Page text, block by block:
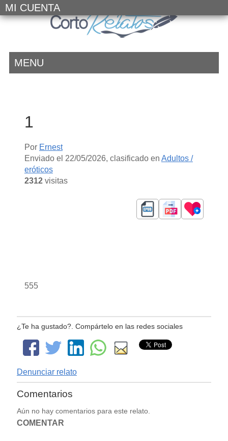
MI CUENTA
MENU
1
Por Ernest
Enviado el 22/05/2026, clasificado en Adultos /
eróticos
2312visitas
555
¿Te ha gustado?. Compártelo en las redes sociales
Denunciar relato
Comentarios
Aún no hay comentarios para este relato.
COMENTAR